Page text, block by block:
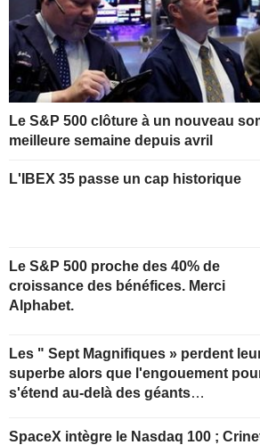
Le S&P 500 clôture à un nouveau
meilleure semaine depuis avril
L'IBEX 35 passe un cap historique
Le S&P 500 proche des 40% de
croissance des bénéfices. Merci
Alphabet.
Les " Sept Magnifiques » perdent
superbe alors que l'engouement
s'étend au-delà des géants
SpaceX intègre le Nasdaq 100 ;